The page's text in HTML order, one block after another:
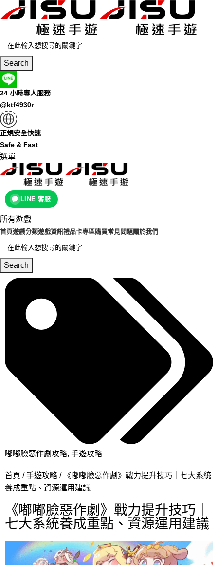
Search
24 小時專人服務
@ktf4930r
正規安全快速
Safe & Fast
選單
LINE 客服
所有遊戲
首頁遊戲分類遊戲資訊禮品卡專區購買常見問題關於我們
Search
嘟嘟臉惡作劇攻略, 手遊攻略
首頁 手遊攻略
《嘟嘟臉惡作劇》戰力提升技巧｜七大系統
養成重點、資源運用建議
《嘟嘟臉惡作劇》戰力提升技巧｜
七大系統養成重點、資源運用建議